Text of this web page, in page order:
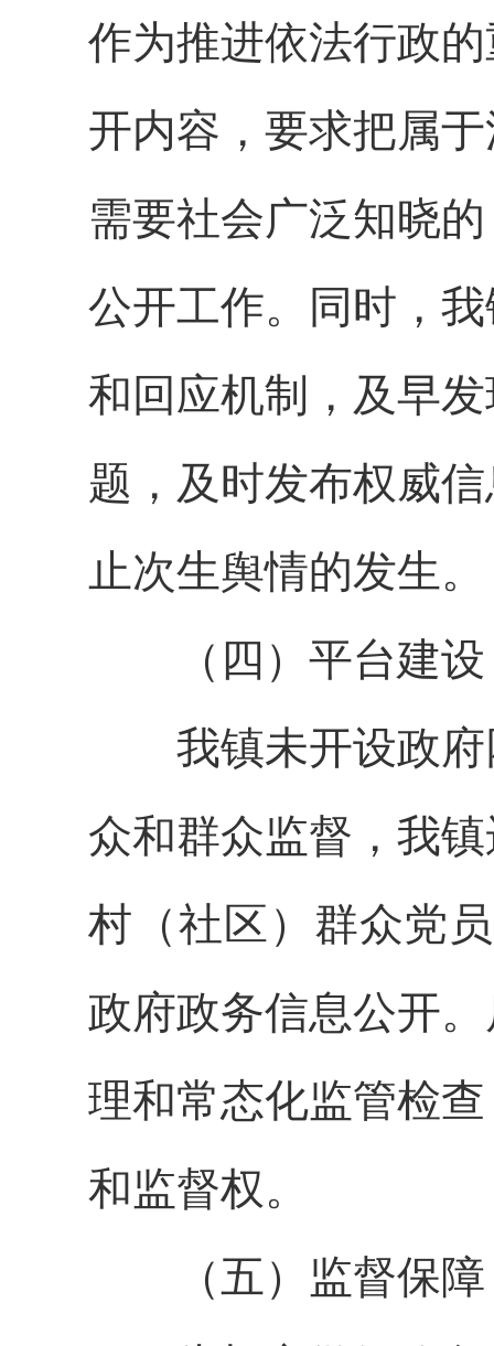
作为推进依法行政
开内容，要求把属
需要社会广泛知晓
公开工作。同时，
和回应机制，及早
题，及时发布权威
止次生舆情的发生。
（四）平台建设
我镇未开设政府
众和群众监督，我
村（社区）群众党
政府政务信息公开
理和常态化监管检
和监督权。
（五）监督保障